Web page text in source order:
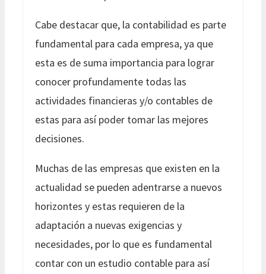
Cabe destacar que, la contabilidad es parte
fundamental para cada empresa, ya que
esta es de suma importancia para lograr
conocer profundamente todas las
actividades financieras y/o contables de
estas para así poder tomar las mejores
decisiones.
Muchas de las empresas que existen en la
actualidad se pueden adentrarse a nuevos
horizontes y estas requieren de la
adaptación a nuevas exigencias y
necesidades, por lo que es fundamental
contar con un estudio contable para así